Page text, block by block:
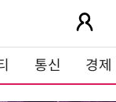
통신 경제